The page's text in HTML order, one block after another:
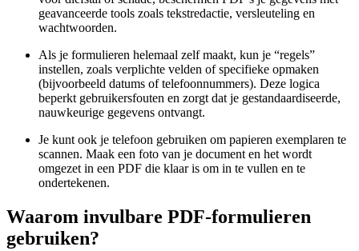
geavanceerde tools zoals tekstredactie, versleuteling en
wachtwoorden.
Als je formulieren helemaal zelf maakt, kun je “regels”
instellen, zoals verplichte velden of specifieke opmaken
(bijvoorbeeld datums of telefoonnummers). Deze logica
beperkt gebruikersfouten en zorgt dat je gestandaardiseerde,
nauwkeurige gegevens ontvangt.
Je kunt ook je telefoon gebruiken om papieren exemplaren te
scannen. Maak een foto van je document en het wordt
omgezet in een PDF die klaar is om in te vullen en te
ondertekenen.
Waarom invulbare PDF-formulieren
gebruiken?